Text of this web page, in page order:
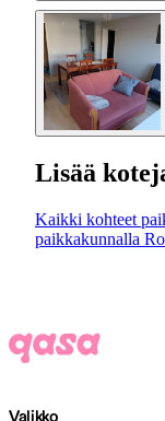
Lisää
Kaikki kohteet
paikkakunnalla
Valikko